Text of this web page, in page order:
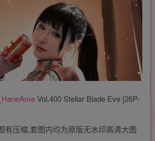
Vol.400 Stellar Blade Eve [26P-
有压缩,套图内均为原版无水印高清大图